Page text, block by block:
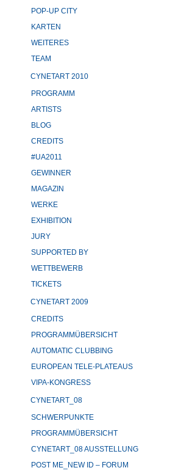
POP-UP CITY
KARTEN
WEITERES
TEAM
CYNETART 2010
PROGRAMM
ARTISTS
BLOG
CREDITS
#UA2011
GEWINNER
MAGAZIN
WERKE
EXHIBITION
JURY
SUPPORTED BY
WETTBEWERB
TICKETS
CYNETART 2009
CREDITS
PROGRAMMÜBERSICHT
AUTOMATIC CLUBBING
EUROPEAN TELE-PLATEAUS
VIPA-KONGRESS
CYNETART_08
SCHWERPUNKTE
PROGRAMMÜBERSICHT
CYNETART_08 AUSSTELLUNG
POST ME_NEW ID – FORUM